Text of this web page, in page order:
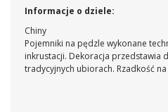
Informacje o dziele:
Chiny
Pojemniki na pędzle wykonane
inkrustacji. Dekoracja przedstawia
tradycyjnych ubiorach. Rzadkość